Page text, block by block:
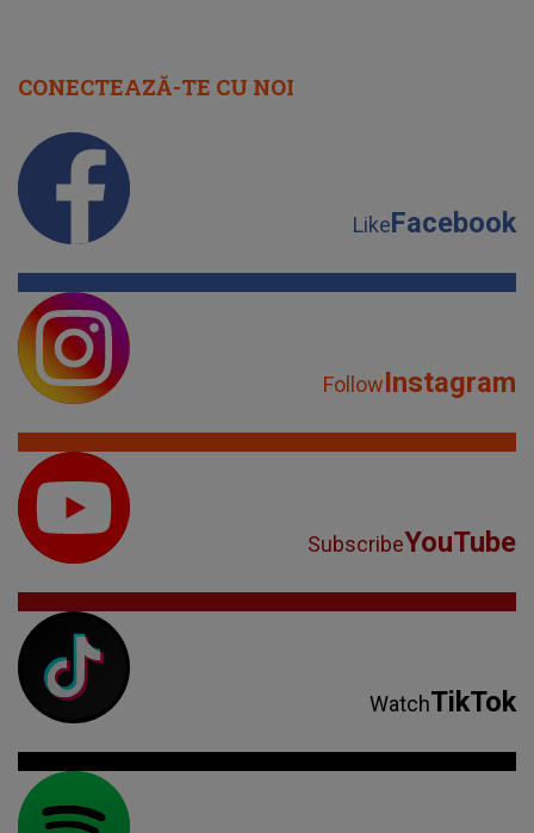
CONECTEAZĂ-TE CU NOI
LikeFacebook
FollowInstagram
SubscribeYouTube
WatchTikTok